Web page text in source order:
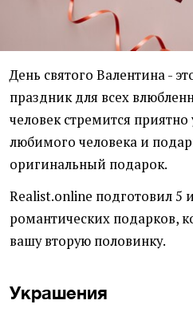
День святого Валентина -
праздник для всех
человек стремится приятно
любимого человека и
оригинальный подарок.
Realist.online подготовил 5
романтических подарков,
вашу вторую половинку.
Украшения